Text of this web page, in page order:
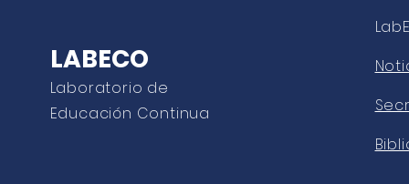
LABECO
Laboratorio de
Educación Continua